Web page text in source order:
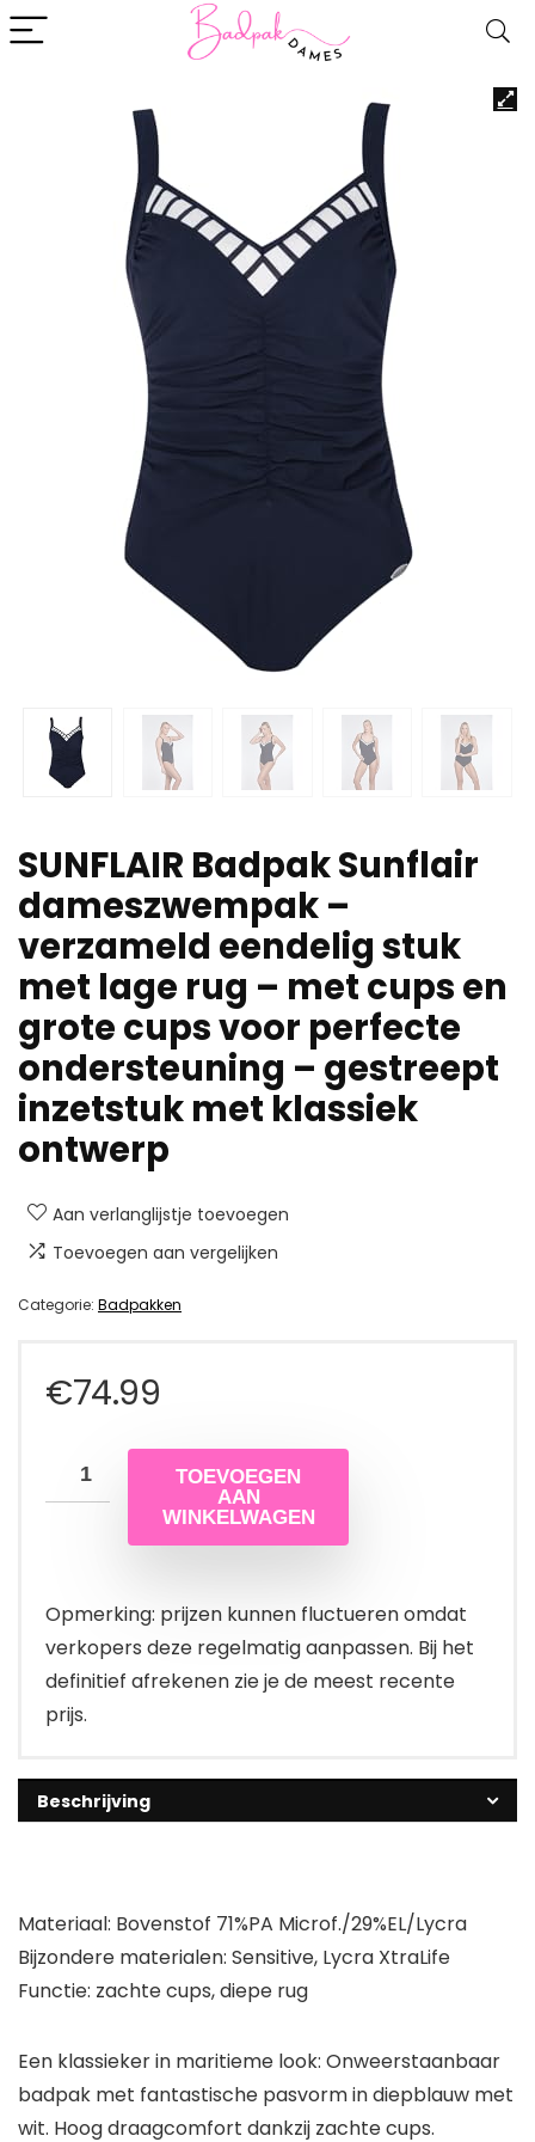
SUNFLAIR Badpak Sunflair
dameszwempak –
verzameld eendelig stuk
met lage rug – met cups en
grote cups voor perfecte
ondersteuning – gestreept
inzetstuk met klassiek
ontwerp
Aan verlanglijstje toevoegen
Toevoegen aan vergelijken
Categorie: Badpakken
€74.99
TOEVOEGEN
AAN
WINKELWAGEN
Opmerking: prijzen kunnen fluctueren omdat
verkopers deze regelmatig aanpassen. Bij het
definitief afrekenen zie je de meest recente
prijs.
Beschrijving
Materiaal: Bovenstof 71%PA Microf./29%EL/Lycra
Bijzondere materialen: Sensitive, Lycra XtraLife
Functie: zachte cups, diepe rug
Een klassieker in maritieme look: Onweerstaanbaar
badpak met fantastische pasvorm in diepblauw met
wit. Hoog draagcomfort dankzij zachte cups.